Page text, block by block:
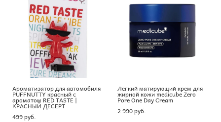
Ароматизатор для автомобиля
PUFFNUTTY красный с
ароматом RED TASTE |
КРАСНЫЙ ДЕСЕРТ
499 pуб.
Лёгкий матирующий крем для
жирной кожи medicube Zero
Pore One Day Cream
2 990 pуб.